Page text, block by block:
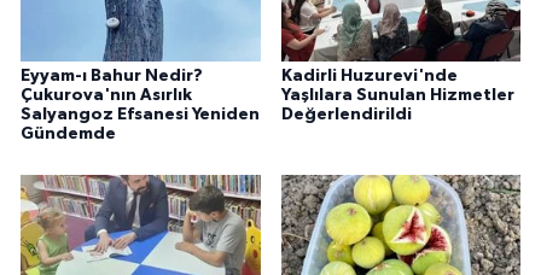
Eyyam-ı Bahur Nedir?
Çukurova'nın Asırlık
Salyangoz Efsanesi Yeniden
Gündemde
Kadirli Huzurevi'nde
Yaşlılara Sunulan Hizmetler
Değerlendirildi